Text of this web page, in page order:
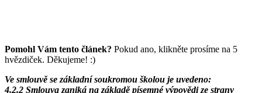
Pomohl Vám tento článek? Pokud ano, klikněte prosíme na 5
hvězdiček. Děkujeme! :)
Ve smlouvě se základní soukromou školou je uvedeno:
4.2.2 Smlouva zaniká na základě písemné výpovědi ze strany